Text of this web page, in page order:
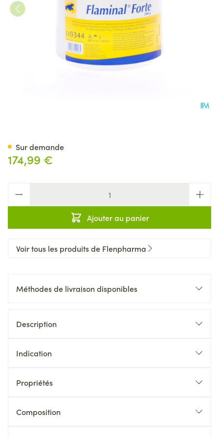
174,99 €
Ajouter au panier
Sur demande
Voir tous les produits de Flenpharma
Méthodes de livraison disponibles
Description
Indication
Propriétés
Composition